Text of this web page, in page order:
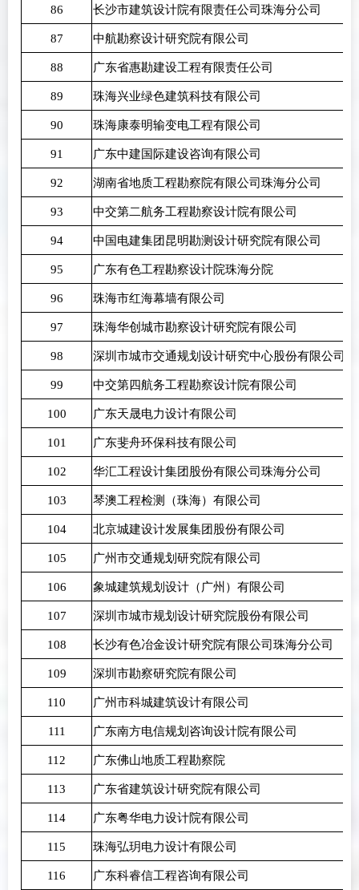
86 长沙市建筑设计院有限责任公司珠海分公司
87 中航勘察设计研究院有限公司
88 广东省惠勘建设工程有限责任公司
89 珠海兴业绿色建筑科技有限公司
90 珠海康泰明输变电工程有限公司
91 广东中建国际建设咨询有限公司
92 湖南省地质工程勘察院有限公司珠海分公司
93 中交第二航务工程勘察设计院有限公司
94 中国电建集团昆明勘测设计研究院有限公司
95 广东有色工程勘察设计院珠海分院
96 珠海市红海幕墙有限公司
97 珠海华创城市勘察设计研究院有限公司
98 深圳市城市交通规划设计研究中心股份有限公司
99 中交第四航务工程勘察设计院有限公司
100 广东天晟电力设计有限公司
101 广东斐舟环保科技有限公司
102 华汇工程设计集团股份有限公司珠海分公司
103 琴澳工程检测（珠海）有限公司
104 北京城建设计发展集团股份有限公司
105 广州市交通规划研究院有限公司
106 象城建筑规划设计（广州）有限公司
107 深圳市城市规划设计研究院股份有限公司
108 长沙有色冶金设计研究院有限公司珠海分公司
109 深圳市勘察研究院有限公司
110 广州市科城建筑设计有限公司
111 广东南方电信规划咨询设计院有限公司
112 广东佛山地质工程勘察院
113 广东省建筑设计研究院有限公司
114 广东粤华电力设计院有限公司
115 珠海弘玥电力设计有限公司
116 广东科睿信工程咨询有限公司